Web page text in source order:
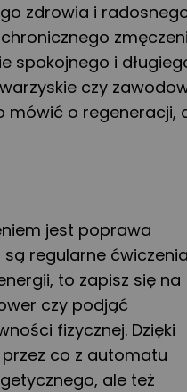
zdrowia i
spokojnego i
czy
mówić o regeneracji,
jest poprawa
regularne ćwiczenia
to zapisz się na
czy podjąć
fizycznej. Dzięki
co z automatu
ale też